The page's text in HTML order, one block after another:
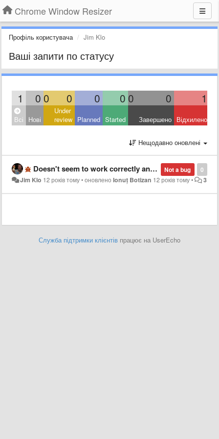
Chrome Window Resizer
Профіль користувача Jim Klo
Ваші запити по статусу
1 0 0 0 0 0 0 0 1
Всі Нові
Under
review Planned Started Завершено Відхилено
Нещодавно оновлені
0
Not a bug
Doesn't seem to work correctly anymore with Chrome 39.0.2171.95. It seems to double the selected size.
Jim Klo 12 років тому•оновленоIonuț Botizan 12 років тому• 3
Служба підтримки клієнтів працює на UserEcho